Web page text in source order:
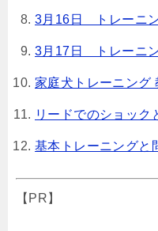
3月16日 トレーニ
3月17日 トレーニ
家庭犬トレーニング
リードでのショック
基本トレーニングと
【PR】